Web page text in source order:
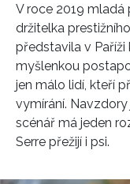
V roce 2019 mladá
držitelka
představila v Paříži
myšlenkou
jen málo lidí, kteří
vymírání.
scénář má jeden
Serre přežijí i psi.